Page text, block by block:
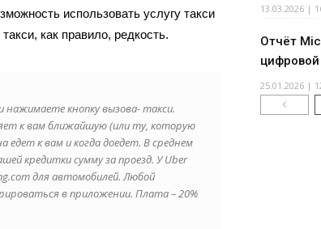
использовать услугу такси
как правило, редкость.
кнопку вызова- такси.
к вам ближайшую (или ту, которую
к вам и когда доедет. В среднем
кредитки сумму за проезд. У Uber
для автомобилей. Любой
в приложении. Плата – 20%
13.03.2026 |
Отчёт
25.01.2026 |